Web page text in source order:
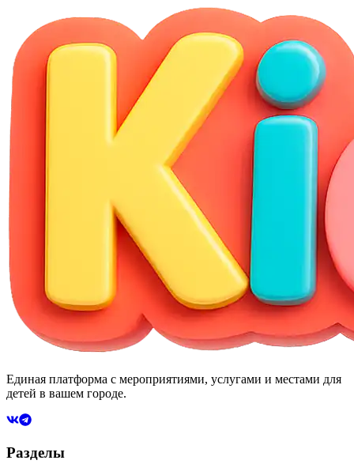
Единая платформа с мероприятиями, услугами и местами для
детей в вашем городе.
Разделы